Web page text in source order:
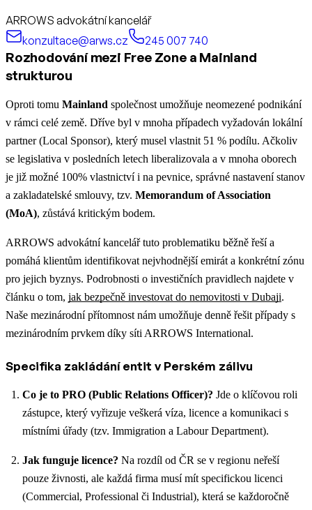
ARROWS advokátní kancelář
konzultace@arws.cz
245 007 740
Rozhodování mezi Free Zone a Mainland
strukturou
Oproti tomu Mainland společnost umožňuje neomezené podnikání
v rámci celé země. Dříve byl v mnoha případech vyžadován lokální
partner (Local Sponsor), který musel vlastnit 51 % podílu. Ačkoliv
se legislativa v posledních letech liberalizovala a v mnoha oborech
je již možné 100% vlastnictví i na pevnice, správné nastavení stanov
a zakladatelské smlouvy, tzv. Memorandum of Association
(MoA), zůstává kritickým bodem.
ARROWS advokátní kancelář tuto problematiku běžně řeší a
pomáhá klientům identifikovat nejvhodnější emirát a konkrétní zónu
pro jejich byznys. Podrobnosti o investičních pravidlech najdete v
článku o tom, jak bezpečně investovat do nemovitosti v Dubaji.
Naše mezinárodní přítomnost nám umožňuje denně řešit případy s
mezinárodním prvkem díky síti ARROWS International.
Specifika zakládání entit v Perském zálivu
Co je to PRO (Public Relations Officer)? Jde o klíčovou roli
zástupce, který vyřizuje veškerá víza, licence a komunikaci s
místními úřady (tzv. Immigration a Labour Department).
Jak funguje licence? Na rozdíl od ČR se v regionu neřeší
pouze živnosti, ale každá firma musí mít specifickou licenci
(Commercial, Professional či Industrial), která se každoročně